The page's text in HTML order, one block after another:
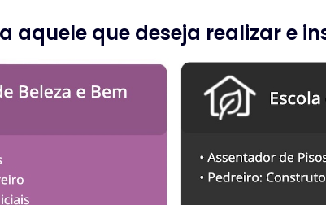
aquele que deseja realizar e